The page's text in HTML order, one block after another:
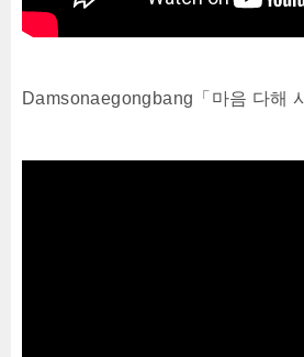
Damsonaegongbang「마음 다해